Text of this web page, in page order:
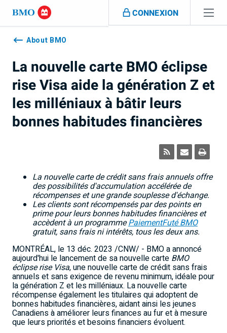
Sauter la navigation
CONNEXION
Navigation
skippedAbout BMO
La nouvelle carte BMO éclipse
rise Visa aide la génération Z et
les milléniaux à bâtir leurs
bonnes habitudes financières
La nouvelle carte de crédit sans frais annuels offre
des possibilités d'accumulation accélérée de
récompenses et une grande souplesse d'échange.
Les clients sont récompensés par des points en
prime pour leurs bonnes habitudes financières et
accèdent à un programmePaiementFuté BMO
gratuit, sans frais ni intérêts, tous les deux ans.
MONTRÉAL, le 13 déc. 2023 /CNW/ - BMO a annoncé
aujourd'hui le lancement de sa nouvelle carte BMO
éclipse rise Visa, une nouvelle carte de crédit sans frais
annuels et sans exigence de revenu minimum, idéale pour
la génération Z et les milléniaux. La nouvelle carte
récompense également les titulaires qui adoptent de
bonnes habitudes financières, aidant ainsi les jeunes
Canadiens à améliorer leurs finances au fur et à mesure
que leurs priorités et besoins financiers évoluent.